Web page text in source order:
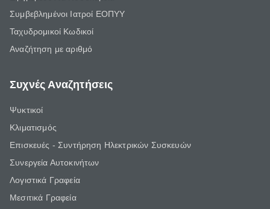
Συμβεβλημένοι Ιατροί ΕΟΠΥΥ
Ταχυδρομικοί Κωδικοί
Αναζήτηση με αριθμό
Συχνές Αναζητήσεις
Ψυκτικοί
Κλιματισμός
Επισκευές - Συντήρηση Ηλεκτρικών Συσκευών
Συνεργεία Αυτοκινήτων
Λογιστικά Γραφεία
Μεσιτικά Γραφεία